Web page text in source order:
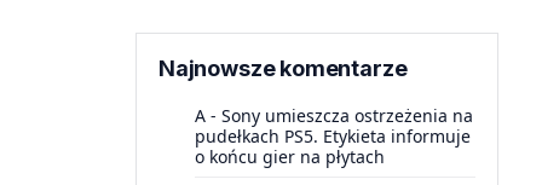
Najnowsze komentarze
A - Sony umieszcza ostrzeżenia na
pudełkach PS5. Etykieta informuje
o końcu gier na płytach